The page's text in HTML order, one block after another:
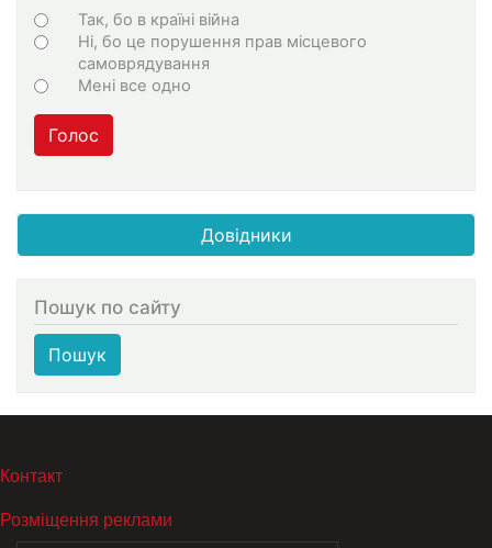
Варіанти
Так, бо в країні війна
Ні, бо це порушення прав місцевого
самоврядування
Мені все одно
Голос
Довідники
Пошук по сайту
Пошук
МЕНЮ В ПОДВАЛЕ
Контакт
Розміщення реклами